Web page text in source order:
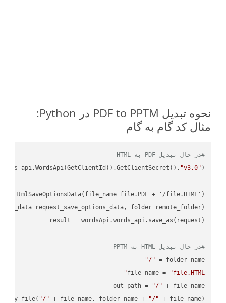
نحوه تبدیل PDF to PPTM در Python:
مثال کد گام به گام
#در حال تبدیل PDF به HTML
"v3.0"
#در حال تبدیل HTML به PPTM
folder_name =
"/"
file_name =
"file.HTML"
out_path =
"/"
"/" + file_name, folder_name +
"/"